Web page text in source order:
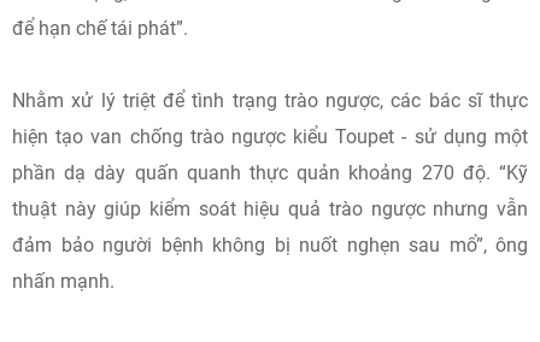
để hạn chế tái phát”.
Nhằm xử lý triệt để tình trạng trào ngược, các bác sĩ thực
hiện tạo van chống trào ngược kiểu Toupet - sử dụng một
phần dạ dày quấn quanh thực quản khoảng 270 độ. “Kỹ
thuật này giúp kiểm soát hiệu quả trào ngược nhưng vẫn
đảm bảo người bệnh không bị nuốt nghẹn sau mổ”, ông
nhấn mạnh.